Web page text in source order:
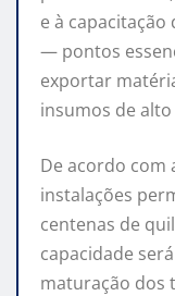
e à
— pontos
exportar
insumos de
De acordo com
instalações
centenas de
capacidade
maturação dos